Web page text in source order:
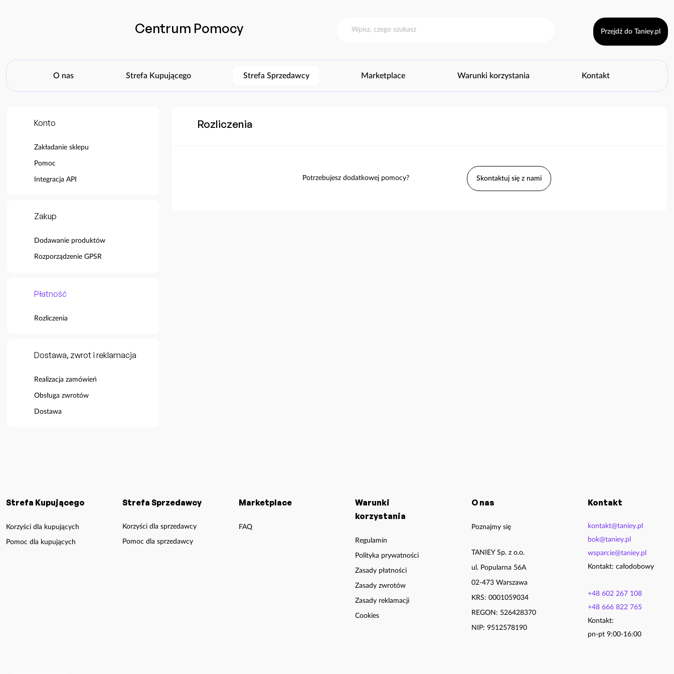
Centrum Pomocy Przejdź do Taniey.pl
O nas Strefa Kupującego Strefa Sprzedawcy Marketplace Warunki korzystania Kontakt
Konto
Zakładanie sklepu
Pomoc
Integracja API
Zakup
Dodawanie produktów
Rozporządzenie GPSR
Płatność
Rozliczenia
Dostawa, zwrot i reklamacja
Realizacja zamówień
Obsługa zwrotów
Dostawa
Rozliczenia
Potrzebujesz dodatkowej pomocy? Skontaktuj się z nami
Strefa Kupującego
Korzyści dla kupujących
Pomoc dla kupujących
Strefa Sprzedawcy
Korzyści dla sprzedawcy
Pomoc dla sprzedawcy
Marketplace
FAQ
Warunki
korzystania
Regulamin
Polityka prywatności
Zasady płatności
Zasady zwrotów
Zasady reklamacji
Cookies
O nas
Poznajmy się
TANIEY Sp. z o.o.
ul. Popularna 56A
02-473 Warszawa
KRS: 0001059034
REGON: 526428370
NIP: 9512578190
Kontakt
kontakt@taniey.pl
bok@taniey.pl
wsparcie@taniey.pl
Kontakt: całodobowy
+48 602 267 108
+48 666 822 765
Kontakt:
pn-pt 9:00-16:00